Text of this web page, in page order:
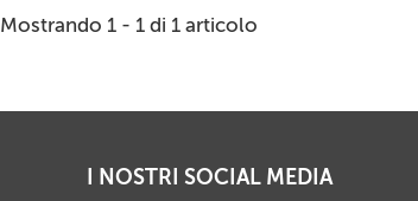
Mostrando 1 - 1 di 1 articolo
I NOSTRI SOCIAL MEDIA